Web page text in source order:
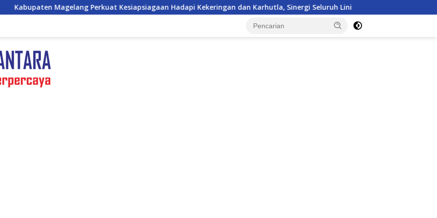
Perkuat Kesiapsiagaan Hadapi Kekeringan dan Karhutla, Sinergi Seluruh Lini Kepulangan Satgas Kizi TNI Kontingen